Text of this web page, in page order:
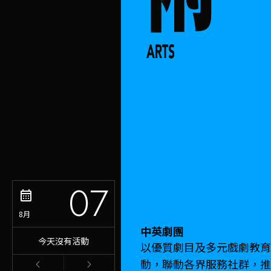
8月 07
今天沒有活動
中英劇團
以優質劇目及多元戲劇教
動，聯動各界服務社群，